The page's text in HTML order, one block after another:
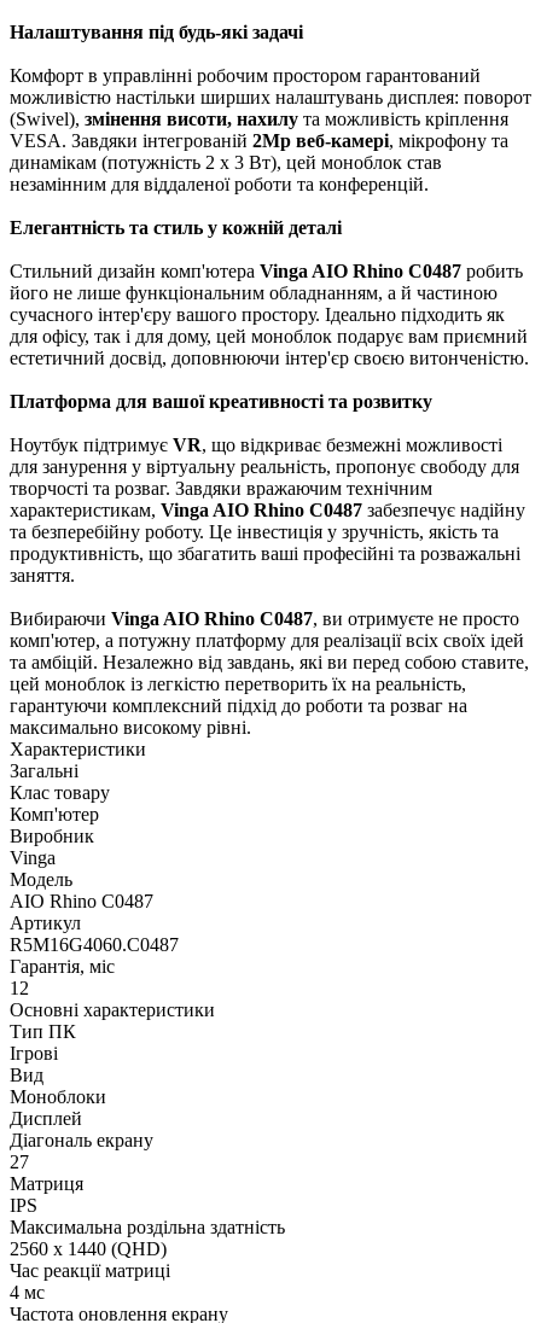
Налаштування під будь-які задачі
Комфорт в управлінні робочим простором гарантований
можливістю настільки ширших налаштувань дисплея: поворот
(Swivel), змінення висоти, нахилу та можливість кріплення
VESA. Завдяки інтегрованій 2Mp веб-камері, мікрофону та
динамікам (потужність 2 x 3 Вт), цей моноблок став
незамінним для віддаленої роботи та конференцій.
Елегантність та стиль у кожній деталі
Стильний дизайн комп'ютера Vinga AIO Rhino C0487 робить
його не лише функціональним обладнанням, а й частиною
сучасного інтер'єру вашого простору. Ідеально підходить як
для офісу, так і для дому, цей моноблок подарує вам приємний
естетичний досвід, доповнюючи інтер'єр своєю витонченістю.
Платформа для вашої креативності та розвитку
Ноутбук підтримує VR, що відкриває безмежні можливості
для занурення у віртуальну реальність, пропонує свободу для
творчості та розваг. Завдяки вражаючим технічним
характеристикам, Vinga AIO Rhino C0487 забезпечує надійну
та безперебійну роботу. Це інвестиція у зручність, якість та
продуктивність, що збагатить ваші професійні та розважальні
заняття.
Вибираючи Vinga AIO Rhino C0487, ви отримуєте не просто
комп'ютер, а потужну платформу для реалізації всіх своїх ідей
та амбіцій. Незалежно від завдань, які ви перед собою ставите,
цей моноблок із легкістю перетворить їх на реальність,
гарантуючи комплексний підхід до роботи та розваг на
максимально високому рівні.
Характеристики
Загальні
Клас товару
Комп'ютер
Виробник
Vinga
Модель
AIO Rhino C0487
Артикул
R5M16G4060.C0487
Гарантія, міс
12
Основні характеристики
Тип ПК
Ігрові
Вид
Моноблоки
Дисплей
Діагональ екрану
27
Матриця
IPS
Максимальна роздільна здатність
2560 x 1440 (QHD)
Час реакції матриці
4 мс
Частота оновлення екрану